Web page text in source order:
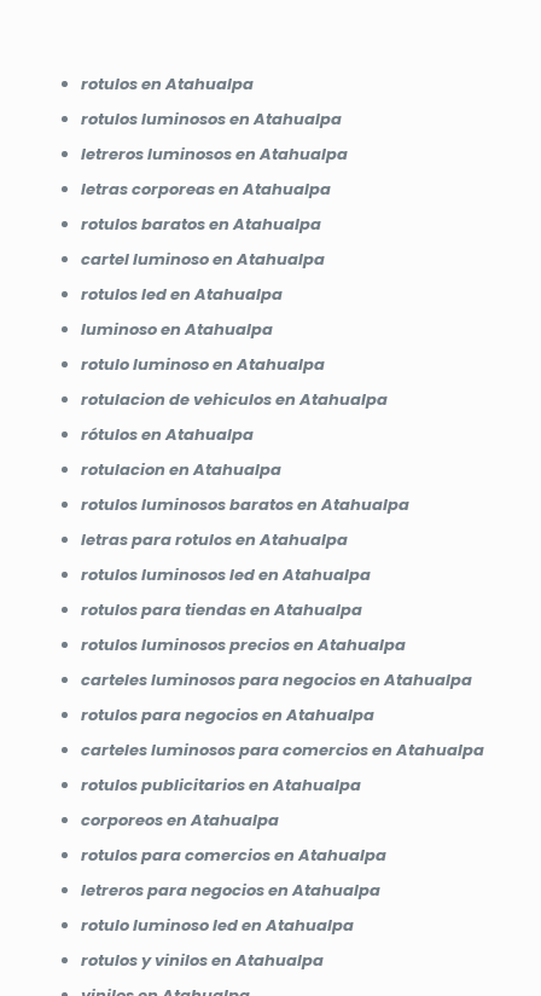
rotulos en Atahualpa
rotulos luminosos en Atahualpa
letreros luminosos en Atahualpa
letras corporeas en Atahualpa
rotulos baratos en Atahualpa
cartel luminoso en Atahualpa
rotulos led en Atahualpa
luminoso en Atahualpa
rotulo luminoso en Atahualpa
rotulacion de vehiculos en Atahualpa
rótulos en Atahualpa
rotulacion en Atahualpa
rotulos luminosos baratos en Atahualpa
letras para rotulos en Atahualpa
rotulos luminosos led en Atahualpa
rotulos para tiendas en Atahualpa
rotulos luminosos precios en Atahualpa
carteles luminosos para negocios en Atahualpa
rotulos para negocios en Atahualpa
carteles luminosos para comercios en Atahualpa
rotulos publicitarios en Atahualpa
corporeos en Atahualpa
rotulos para comercios en Atahualpa
letreros para negocios en Atahualpa
rotulo luminoso led en Atahualpa
rotulos y vinilos en Atahualpa